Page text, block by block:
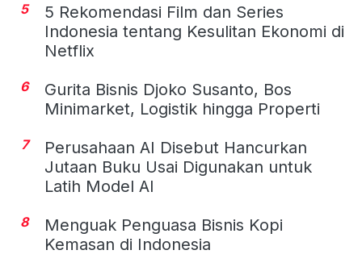
5
5 Rekomendasi Film dan Series
Indonesia tentang Kesulitan Ekonomi di
Netflix
6
Gurita Bisnis Djoko Susanto, Bos
Minimarket, Logistik hingga Properti
7
Perusahaan AI Disebut Hancurkan
Jutaan Buku Usai Digunakan untuk
Latih Model AI
8
Menguak Penguasa Bisnis Kopi
Kemasan di Indonesia